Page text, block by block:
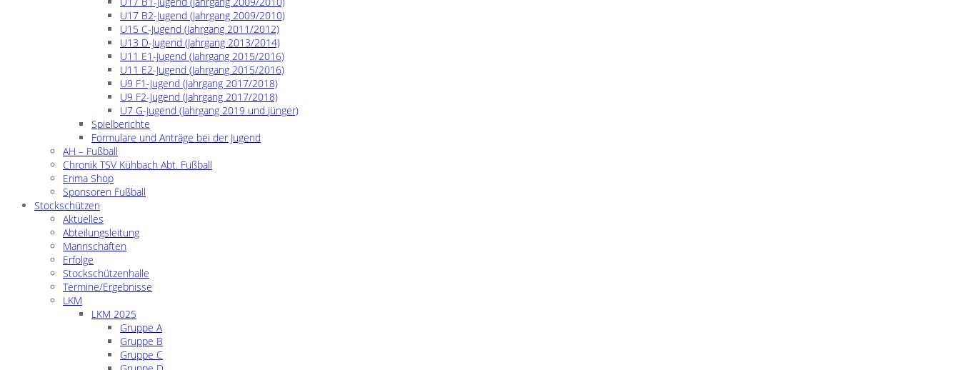
U17 B2-Jugend (Jahrgang 2009/2010)
U15 C-Jugend (Jahrgang 2011/2012)
U13 D-Jugend (Jahrgang 2013/2014)
U11 E1-Jugend (Jahrgang 2015/2016)
U11 E2-Jugend (Jahrgang 2015/2016)
U9 F1-Jugend (Jahrgang 2017/2018)
U9 F2-Jugend (Jahrgang 2017/2018)
U7 G-Jugend (Jahrgang 2019 und jünger)
Spielberichte
Formulare und Anträge bei der Jugend
AH – Fußball
Chronik TSV Kühbach Abt. Fußball
Erima Shop
Sponsoren Fußball
Stockschützen
Aktuelles
Abteilungsleitung
Mannschaften
Erfolge
Stockschützenhalle
Termine/Ergebnisse
LKM
LKM 2025
Gruppe A
Gruppe B
Gruppe C